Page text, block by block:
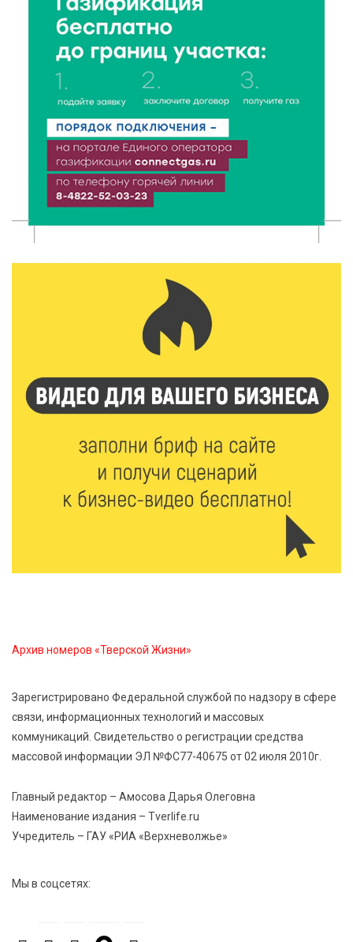
сентября
6 Авг 2026 15:01 143
От Твери до Москвы: выставка художника
Владимира Васильева о героях СВО проходит в РГБ
6 Авг 2026 14:55 119
В Твери создали соединения для кормовых
добавок, повышающие продуктивность
сельхозживотных
Мультфильм своими руками: в Твери дети сняли
ленту по мотивам басни «Карась»
Виталий Королев: Тверская область станет
6 Авг 2026 13:02 256
Рынок труда 2026: где в Тверской области самые
высокие зарплаты и как изменились доходы
6 Авг 2026 12:43 3038
Уйти красиво: как жители Твери расстаются с
работодателями
В Твери обновили отделение гнойной хирургии
Архив номеров «Тверской Жизни»
Зарегистрировано Федеральной службой по надзору в сфере
связи, информационных технологий и массовых
коммуникаций. Свидетельство о регистрации средства
массовой информации ЭЛ №ФС77-40675 от 02 июля 2010г.
Главный редактор – Амосова Дарья Олеговна
Наименование издания – Tverlife.ru
Учредитель – ГАУ «РИА «Верхневолжье»
Мы в соцсетях: